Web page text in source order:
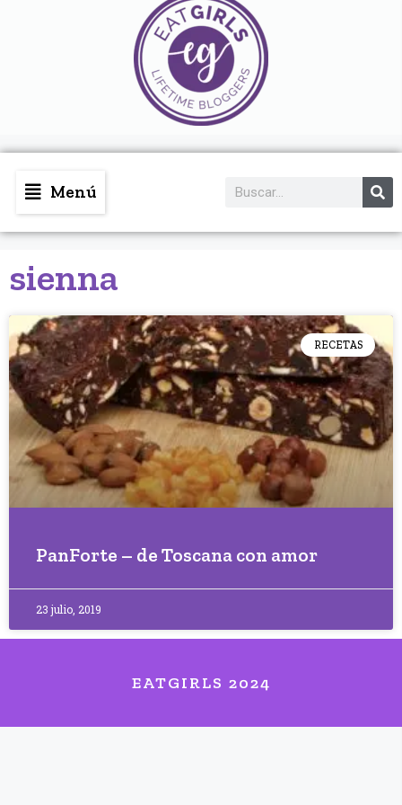
Menú
sienna
RECETAS
PanForte – de Toscana con amor
23 julio, 2019
EATGIRLS 2024